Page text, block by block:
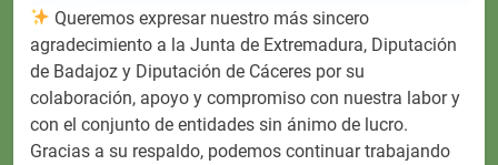
Queremos expresar nuestro más sincero
agradecimiento a la Junta de Extremadura, Diputación
de Badajoz y Diputación de Cáceres por su
colaboración, apoyo y compromiso con nuestra labor y
con el conjunto de entidades sin ánimo de lucro.
Gracias a su respaldo, podemos continuar trabajando